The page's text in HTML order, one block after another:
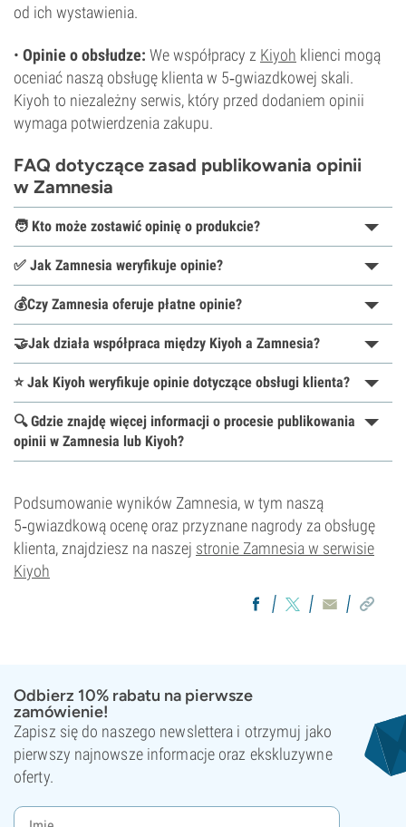
od ich wystawienia.
• Opinie o obsłudze: We współpracy z Kiyoh klienci mogą
oceniać naszą obsługę klienta w 5‑gwiazdkowej skali.
Kiyoh to niezależny serwis, który przed dodaniem opinii
wymaga potwierdzenia zakupu.
FAQ dotyczące zasad publikowania opinii
w Zamnesia
🧑 Kto może zostawić opinię o produkcie?
✅ Jak Zamnesia weryfikuje opinie?
💰Czy Zamnesia oferuje płatne opinie?
🤝Jak działa współpraca między Kiyoh a Zamnesia?
⭐ Jak Kiyoh weryfikuje opinie dotyczące obsługi klienta?
🔍 Gdzie znajdę więcej informacji o procesie publikowania
opinii w Zamnesia lub Kiyoh?
Podsumowanie wyników Zamnesia, w tym naszą
5‑gwiazdkową ocenę oraz przyznane nagrody za obsługę
klienta, znajdziesz na naszej stronie Zamnesia w serwisie
Kiyoh
Odbierz 10% rabatu na pierwsze
zamówienie!
Zapisz się do naszego newslettera i otrzymuj jako
pierwszy najnowsze informacje oraz ekskluzywne
oferty.